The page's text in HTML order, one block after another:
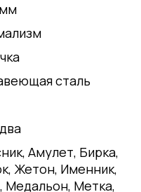
сталь
Амулет, Бирка,
Жетон, Именник,
Медальон, Метка,